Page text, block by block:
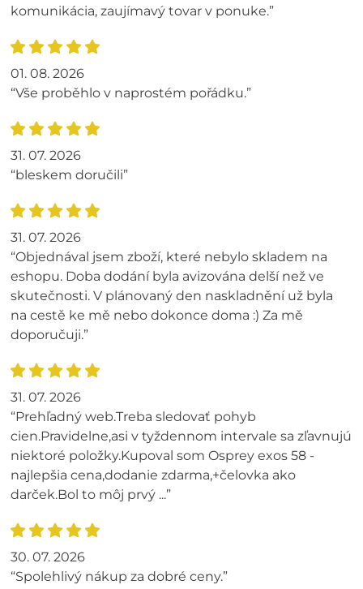
komunikácia, zaujímavý tovar v ponuke.”
01. 08. 2026
“Vše proběhlo v naprostém pořádku.”
31. 07. 2026
“bleskem doručili”
31. 07. 2026
“Objednával jsem zboží, které nebylo skladem na
eshopu. Doba dodání byla avizována delší než ve
skutečnosti. V plánovaný den naskladnění už byla
na cestě ke mě nebo dokonce doma :) Za mě
doporučuji.”
31. 07. 2026
“Prehľadný web.Treba sledovať pohyb
cien.Pravidelne,asi v tyždennom intervale sa zľavnujú
niektoré položky.Kupoval som Osprey exos 58 -
najlepšia cena,dodanie zdarma,+čelovka ako
darček.Bol to môj prvý ...”
30. 07. 2026
“Spolehlivý nákup za dobré ceny.”